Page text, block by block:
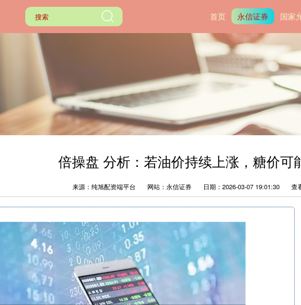
首页 永信证券 国家
倍操盘 分析：若油价持续上涨，糖价可
来源：纯旭配资端平台 网站：永信证券 日期：2026-03-07 19:01:30 查